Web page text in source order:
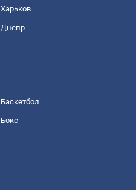
Харьков
Днепр
Баскетбол
Бокс